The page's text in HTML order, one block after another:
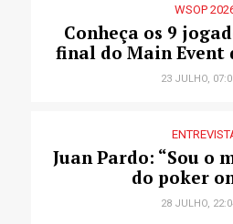
WSOP
Conheça os 9
final do Main Event
23 JULHO,
Juan Pardo: “Sou o
do poker
28 JULHO,